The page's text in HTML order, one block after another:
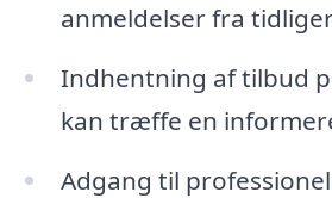
anmeldelser fra
Indhentning af tilbud
kan træffe en
Adgang til